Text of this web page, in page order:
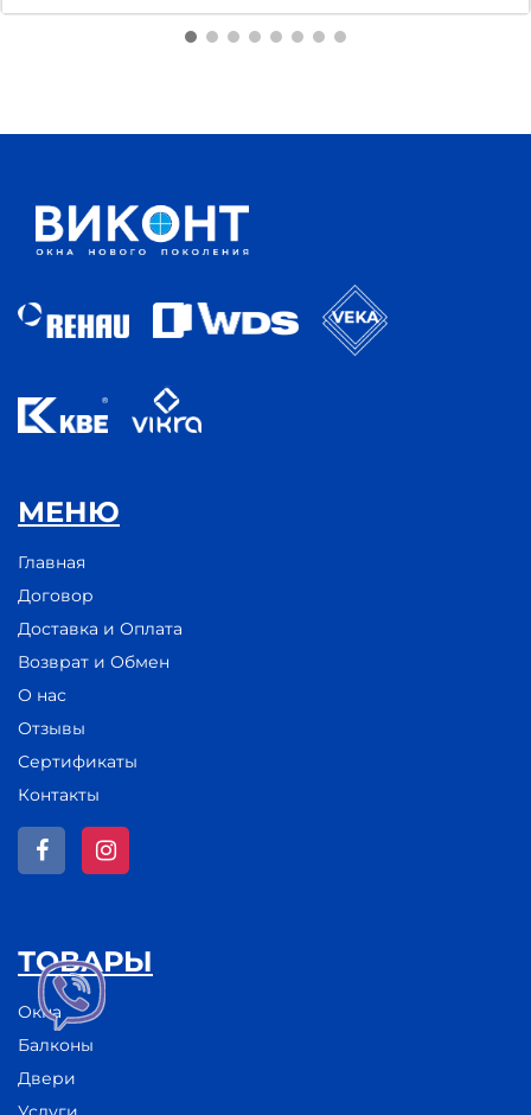
МЕНЮ
Главная
Договор
Доставка и Оплата
Возврат и Обмен
О нас
Отзывы
Сертификаты
Контакты
ТОВАРЫ
Окна
Балконы
Двери